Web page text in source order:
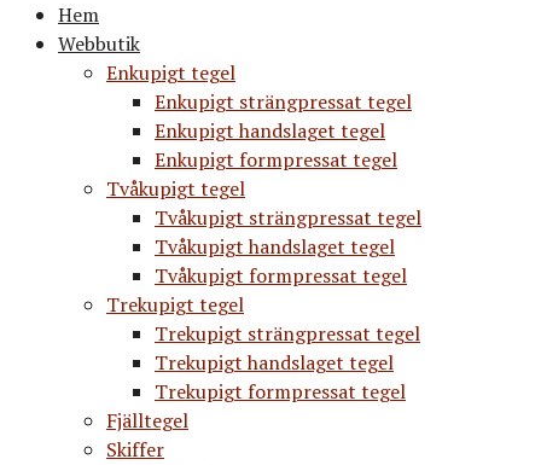
Hem
Webbutik
Enkupigt tegel
Enkupigt strängpressat tegel
Enkupigt handslaget tegel
Enkupigt formpressat tegel
Tvåkupigt tegel
Tvåkupigt strängpressat tegel
Tvåkupigt handslaget tegel
Tvåkupigt formpressat tegel
Trekupigt tegel
Trekupigt strängpressat tegel
Trekupigt handslaget tegel
Trekupigt formpressat tegel
Fjälltegel
Skiffer